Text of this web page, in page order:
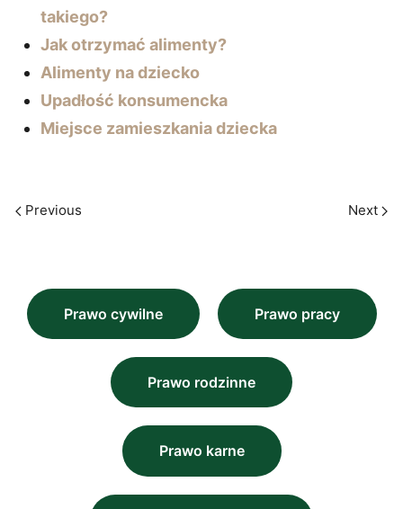
takiego?
Jak otrzymać alimenty?
Alimenty na dziecko
Upadłość konsumencka
Miejsce zamieszkania dziecka
Previous Next
Prawo cywilne Prawo pracy
Prawo rodzinne
Prawo karne